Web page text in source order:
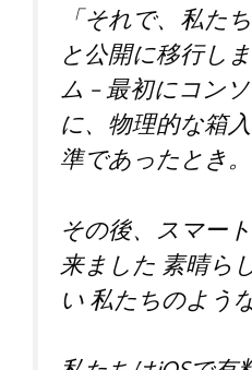
「それで、私た
と公開に移行し
ム – 最初にコン
に、物理的な箱
準であったとき。
その後、スマー
来ました素晴ら
い私たちのよう